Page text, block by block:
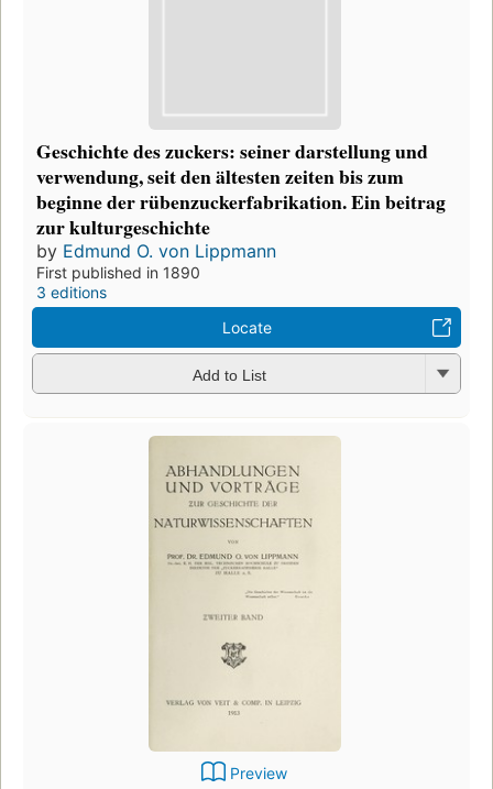
Geschichte des zuckers: seiner darstellung und
verwendung, seit den ältesten zeiten bis zum
beginne der rübenzuckerfabrikation. Ein beitrag
zur kulturgeschichte
by Edmund O. von Lippmann
First published in 1890
3 editions
Locate
Add to List
Preview